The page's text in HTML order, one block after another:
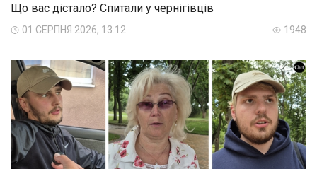
Що вас дістало? Спитали у чернігівців
01 СЕРПНЯ 2026, 13:12 1948